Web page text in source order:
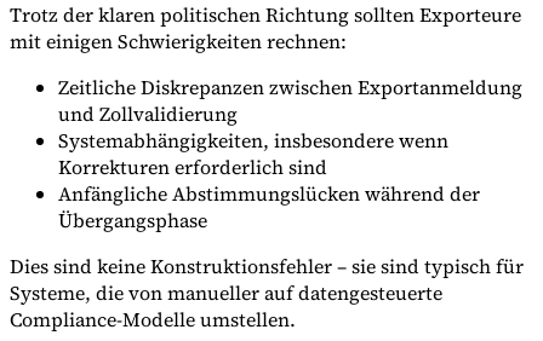
Trotz der klaren politischen Richtung sollten Exporteure
mit einigen Schwierigkeiten rechnen:
Zeitliche Diskrepanzen zwischen Exportanmeldung
und Zollvalidierung
Systemabhängigkeiten, insbesondere wenn
Korrekturen erforderlich sind
Anfängliche Abstimmungslücken während der
Übergangsphase
Dies sind keine Konstruktionsfehler – sie sind typisch für
Systeme, die von manueller auf datengesteuerte
Compliance-Modelle umstellen.